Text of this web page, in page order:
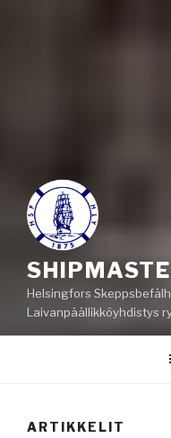
Helsingfors
Laivanpäällikköyhdistys
ARTIKKELIT